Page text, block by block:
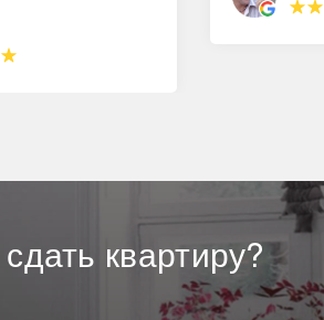
сдать квартиру?